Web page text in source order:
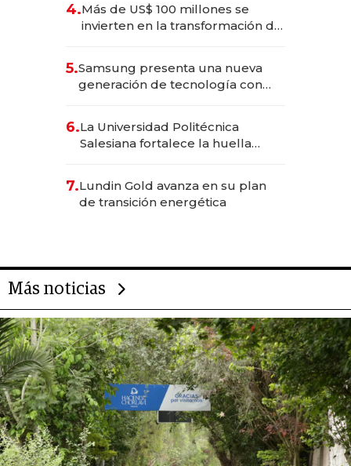
4.Más de US$ 100 millones se
invierten en la transformación de
5.Samsung presenta una nueva
generación de tecnología con
6.La Universidad Politécnica
Salesiana fortalece la huella
7.Lundin Gold avanza en su plan
de transición energética
Más noticias